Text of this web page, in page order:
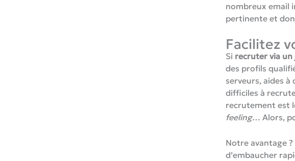
nombreux email
pertinente et
Facilitez
Si recruter via
des profils
serveurs, aides
difficiles à
recrutement est
feeling… Alors,
Notre avantage
d’embaucher